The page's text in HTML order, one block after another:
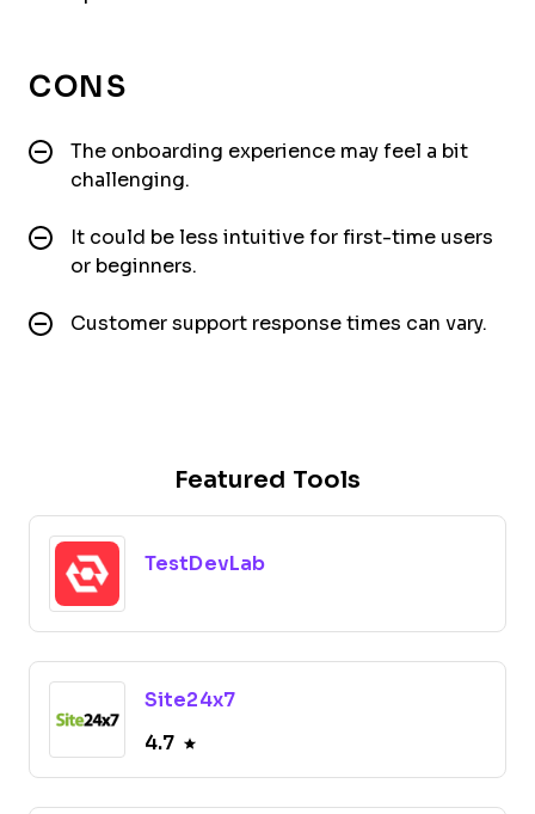
CONS
The onboarding experience may feel a bit
challenging.
It could be less intuitive for first-time users
or beginners.
Customer support response times can vary.
Featured Tools
TestDevLab
Site24x7
4.7